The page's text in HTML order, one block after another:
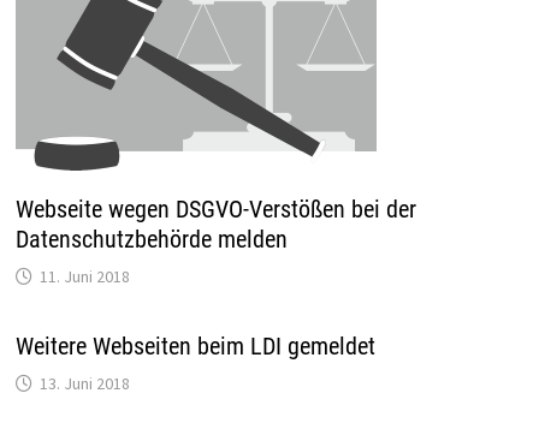
Webseite wegen DSGVO-Verstößen bei der
Datenschutzbehörde melden
11. Juni 2018
Weitere Webseiten beim LDI gemeldet
13. Juni 2018